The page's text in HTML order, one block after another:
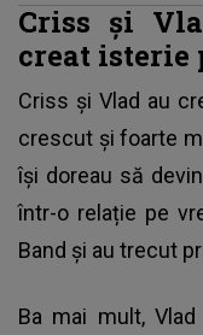
Criss și
creat
Criss și Vlad au
crescut și foarte
își doreau să
într-o relație pe
Band și au trecut
Ba mai mult,